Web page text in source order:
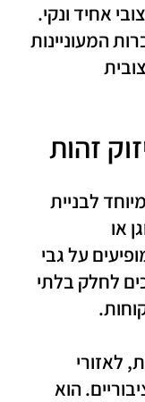
אחיד ונקי.
המעוניינות
זהות
לבניית
או
על גבי
לחלק בלתי
לאזורי
הוא